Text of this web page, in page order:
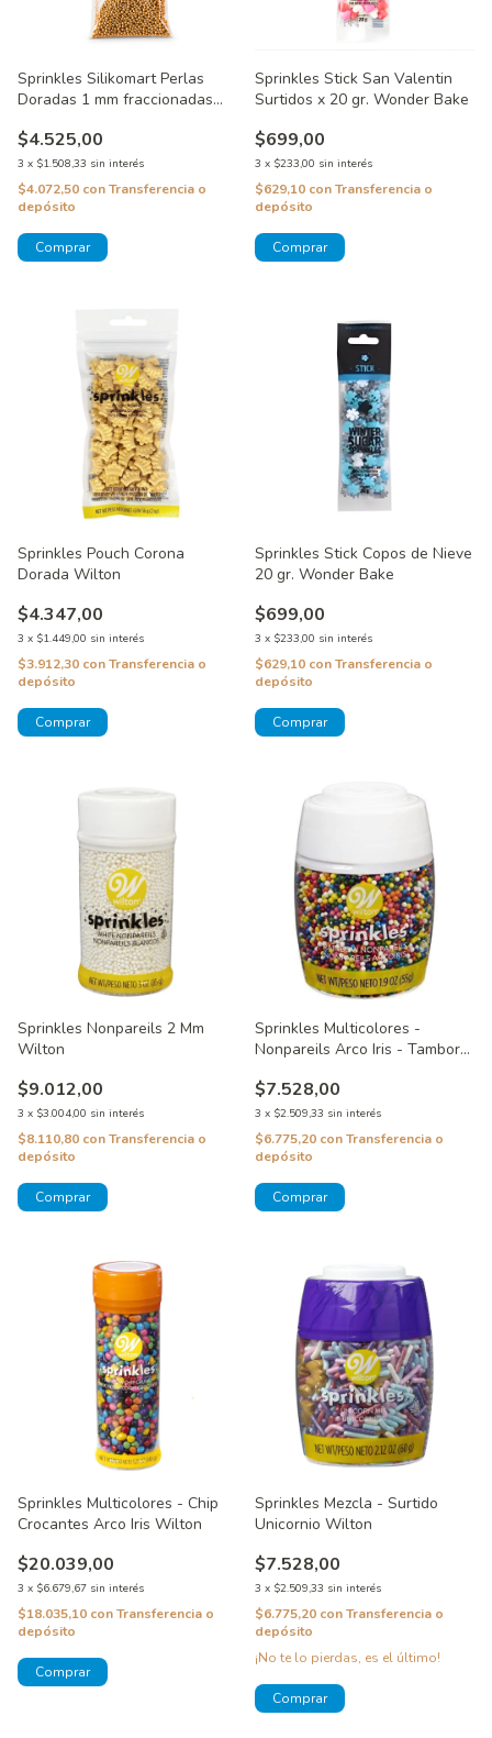
Sprinkles Silikomart Perlas
Doradas 1 mm fraccionadas
$4.525,00
3 x $1.508,33 sin interés
$4.072,50 conTransferencia o
depósito
Sprinkles Stick San Valentin
Surtidos x 20 gr. Wonder Bake
$699,00
3 x $233,00 sin interés
$629,10 conTransferencia o
depósito
Sprinkles Pouch Corona
Dorada Wilton
$4.347,00
3 x $1.449,00 sin interés
$3.912,30 conTransferencia o
depósito
Sprinkles Stick Copos de Nieve
20 gr. Wonder Bake
$699,00
3 x $233,00 sin interés
$629,10 conTransferencia o
depósito
Sprinkles Nonpareils 2 Mm
Wilton
$9.012,00
3 x $3.004,00 sin interés
$8.110,80 conTransferencia o
depósito
Sprinkles Multicolores -
Nonpareils Arco Iris - Tambor
$7.528,00
3 x $2.509,33 sin interés
$6.775,20 conTransferencia o
depósito
Sprinkles Multicolores - Chip
Crocantes Arco Iris Wilton
$20.039,00
3 x $6.679,67 sin interés
$18.035,10 conTransferencia o
depósito
Sprinkles Mezcla - Surtido
Unicornio Wilton
$7.528,00
3 x $2.509,33 sin interés
$6.775,20 conTransferencia o
depósito
¡No te lo pierdas, es el último!